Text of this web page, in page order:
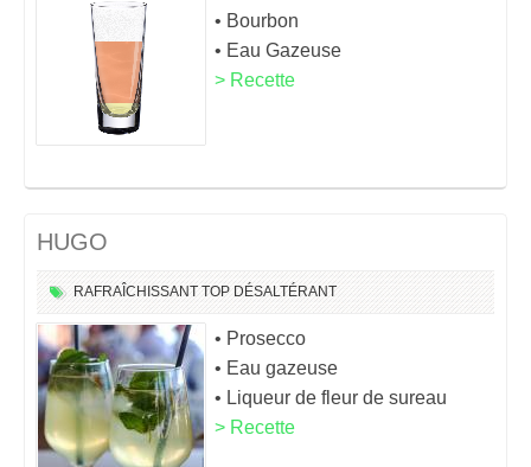
• Bourbon
• Eau Gazeuse
> Recette
HUGO
RAFRAÎCHISSANT TOP DÉSALTÉRANT
• Prosecco
• Eau gazeuse
• Liqueur de fleur de sureau
> Recette